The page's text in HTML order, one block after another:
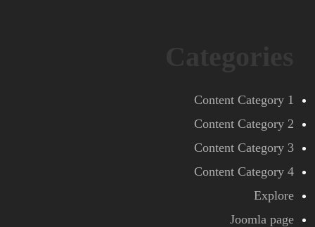
Content Category 1
Content Category 2
Content Category 3
Content Category 4
Explore
Joomla page